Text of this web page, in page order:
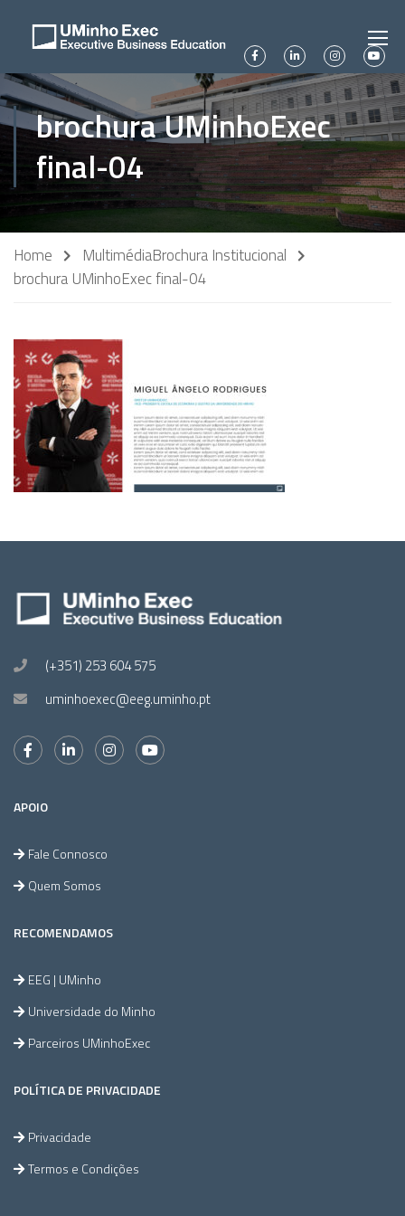
brochura UMinhoExec
final-04
Home MultimédiaBrochura Institucional
brochura UMinhoExec final-04
(+351) 253 604 575
uminhoexec@eeg.uminho.pt
APOIO
Fale Connosco
Quem Somos
RECOMENDAMOS
EEG | UMinho
Universidade do Minho
Parceiros UMinhoExec
POLÍTICA DE PRIVACIDADE
Privacidade
Termos e Condições